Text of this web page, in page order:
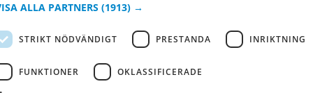
ALLA PARTNERS (1913) →
STRIKT NÖDVÄNDIGT PRESTANDA INRIKTNING
FUNKTIONER OKLASSIFICERADE